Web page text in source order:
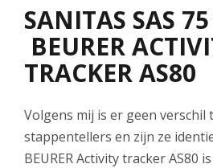
SANITAS SAS
BEURER
TRACKER AS80
Volgens mij is er geen verschil
stappentellers en zijn ze
BEURER Activity tracker AS80